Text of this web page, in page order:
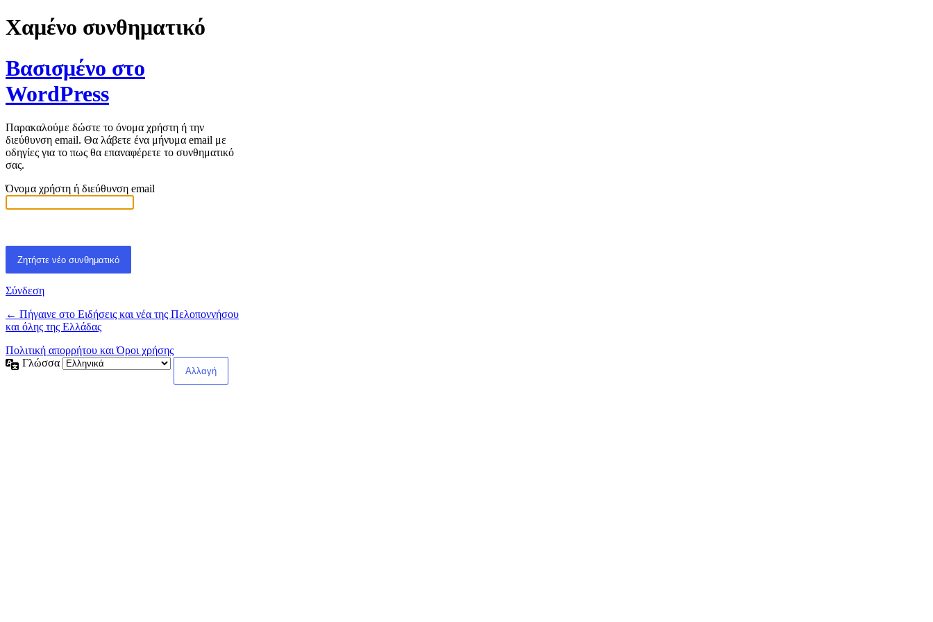
Χαμένο συνθηματικό
Βασισμένο στο
WordPress
Παρακαλούμε δώστε το όνομα χρήστη ή την
διεύθυνση email. Θα λάβετε ένα μήνυμα email με
οδηγίες για το πως θα επαναφέρετε το συνθηματικό
σας.
Όνομα χρήστη ή διεύθυνση email
Σύνδεση
← Πήγαινε στο Ειδήσεις και νέα της Πελοποννήσου
και όλης της Ελλάδας
Πολιτική απορρήτου και Όροι χρήσης
Γλώσσα